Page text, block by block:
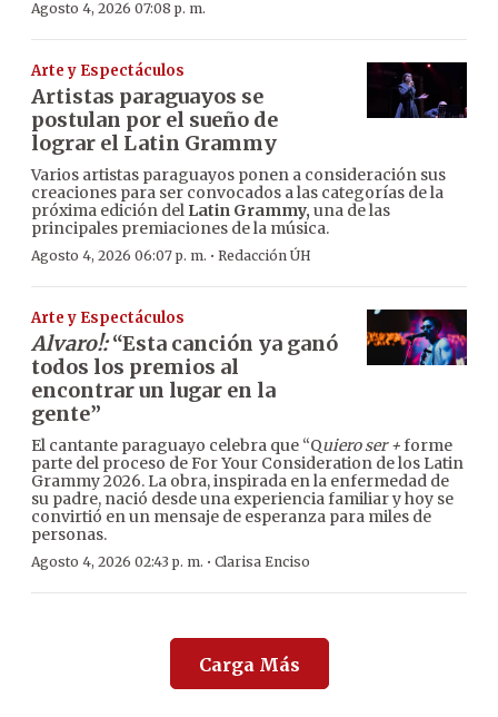
Agosto 4, 2026 07:08 p. m.
Arte y Espectáculos
Artistas paraguayos se
postulan por el sueño de
lograr el Latin Grammy
Varios artistas paraguayos ponen a consideración sus
creaciones para ser convocados a las categorías de la
próxima edición del Latin Grammy, una de las
principales premiaciones de la música.
Agosto 4, 2026 06:07 p. m. · Redacción ÚH
Arte y Espectáculos
Alvaro!:“Esta canción ya ganó
todos los premios al
encontrar un lugar en la
gente”
El cantante paraguayo celebra que “Quiero ser +forme
parte del proceso de For Your Consideration de los Latin
Grammy 2026. La obra, inspirada en la enfermedad de
su padre, nació desde una experiencia familiar y hoy se
convirtió en un mensaje de esperanza para miles de
personas.
Agosto 4, 2026 02:43 p. m. · Clarisa Enciso
Carga Más